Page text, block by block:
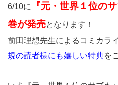
6/10に 『元・世界１位の
巻が発売となります！
前田理想先生によるコミカラ
規の読者様にも嬉しい特典を